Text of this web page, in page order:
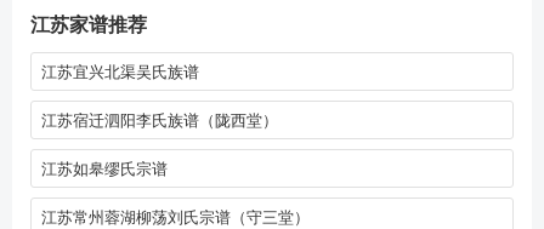
江苏家谱推荐
江苏宜兴北渠吴氏族谱
江苏宿迁泗阳李氏族谱（陇西堂）
江苏如皋缪氏宗谱
江苏常州蓉湖柳荡刘氏宗谱（守三堂）